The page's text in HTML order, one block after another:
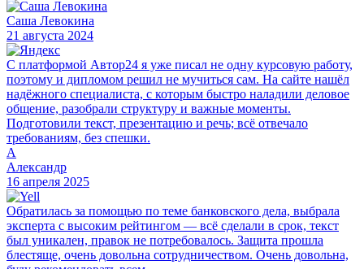
Саша Левокина
21 августа 2024
С платформой Автор24 я уже писал не одну курсовую работу,
поэтому и дипломом решил не мучиться сам. На сайте нашёл
надёжного специалиста, с которым быстро наладили деловое
общение, разобрали структуру и важные моменты.
Подготовили текст, презентацию и речь; всё отвечало
требованиям, без спешки.
А
Александр
16 апреля 2025
Обратилась за помощью по теме банковского дела, выбрала
эксперта с высоким рейтингом — всё сделали в срок, текст
был уникален, правок не потребовалось. Защита прошла
блестяще, очень довольна сотрудничеством. Очень довольна,